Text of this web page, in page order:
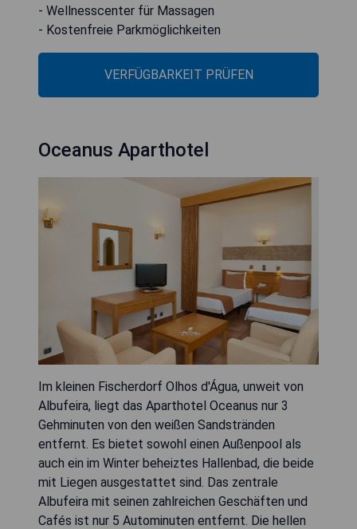
- Wellnesscenter für Massagen
- Kostenfreie Parkmöglichkeiten
VERFÜGBARKEIT PRÜFEN
Oceanus Aparthotel
Im kleinen Fischerdorf Olhos d'Água, unweit von
Albufeira, liegt das Aparthotel Oceanus nur 3
Gehminuten von den weißen Sandstränden
entfernt. Es bietet sowohl einen Außenpool als
auch ein im Winter beheiztes Hallenbad, die beide
mit Liegen ausgestattet sind. Das zentrale
Albufeira mit seinen zahlreichen Geschäften und
Cafés ist nur 5 Autominuten entfernt. Die hellen